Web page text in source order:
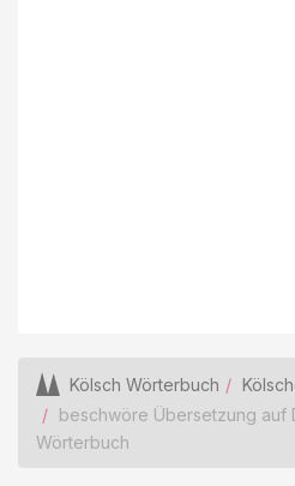
Kölsch Wörterbuch
beschwöre Übersetzung auf
Wörterbuch